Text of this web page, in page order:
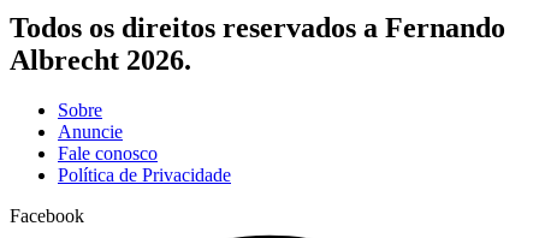
Todos os direitos reservados a Fernando
Albrecht 2026.
Sobre
Anuncie
Fale conosco
Política de Privacidade
Facebook